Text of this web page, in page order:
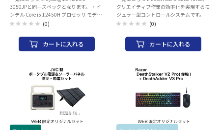
入おすすめ周辺機器】はこちら
3050JPと同一スペックとなります。 ・イ
ンテル Core i5 12450H プロセッサ モデル
・メモリ16GB、SSD 512GB ・NVIDIA
CPU：インテル Core i5-12450H 8コア
（4P＋4E）12スレッド / 最大4.4GHz メ
モリ：16GB（8GB ×2）DDR5 SSD：
フルHD（1,920×1,080）、ノングレア、
144Hz ドライブ：- Webカメラ：92万画素
（マイク内蔵） Office：なし I/Oポート：
USB3.2 Gen1 Type-C（映像出力対応）
×1 ※Thunderbolt、USB PD非対応
USB3.2 Gen1 Type-A ×2 HDMI ×1 オーデ
ィオコンボジャック ×1 OS：Windows11
Home 64bit その他：Wi-Fi 6E（11ax）、
(0)
カートに入れる
クリエイティブ作業の効率化を実現するモ
ジュラー型コントロールシステムです。さ
まざまなレイアウトに対応するベース上
ることができます。ストリーム配信、編集
作業、ゲームなど、ユーザーの使い方に合
わせたセットアップを組むことで、より簡
いレベルの作業効率と創造性を実現しま
ジュール：126.4 x 94.4 x 20.5 mm ・
5xFader Module：126.5 x 63 x 26.3 mm
・2xRoller Module：126.5 x 31.5 x 21.9
ル：Type C*4 & Pogo Pins *30 ・15xKey
(0)
カートに入れる